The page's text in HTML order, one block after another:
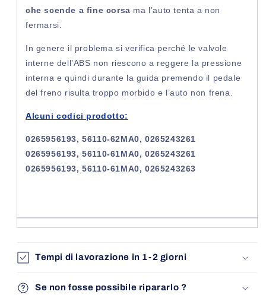
che scende a fine corsa ma l’auto tenta a non
fermarsi.
In genere il problema si verifica perché le valvole
interne dell’ABS non riescono a reggere la pressione
interna e quindi durante la guida premendo il pedale
del freno risulta troppo morbido e l’auto non frena.
Alcuni codici prodotto:
0265956193, 56110-62MA0, 0265243261
0265956193, 56110-61MA0, 0265243261
0265956193, 56110-61MA0, 0265243263
Tempi di lavorazione in 1-2 giorni
Se non fosse possibile ripararlo ?